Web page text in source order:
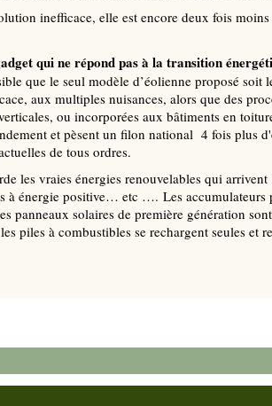
inefficace, elle est encore deux fois
qui ne répond pas à la transition
que le seul modèle d’éolienne proposé soit
aux multiples nuisances, alors que des
ou incorporées aux bâtiments en
et pèsent un filon national 4 fois plus
de tous ordres.
les vraies énergies renouvelables qui
à énergie positive… etc …. Les accumulateurs
panneaux solaires de première génération
piles à combustibles se rechargent seules et